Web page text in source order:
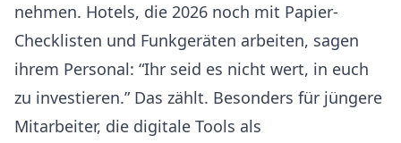
nehmen. Hotels, die 2026 noch mit Papier-
Checklisten und Funkgeräten arbeiten, sagen
ihrem Personal: “Ihr seid es nicht wert, in euch
zu investieren.” Das zählt. Besonders für jüngere
Mitarbeiter, die digitale Tools als